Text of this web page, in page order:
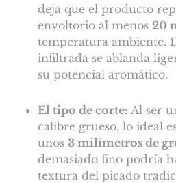
deja que el producto
envoltorio al menos 20
temperatura ambiente.
infiltrada se ablanda
su potencial aromático.
El tipo de corte: Al ser
calibre grueso, lo ideal
unos 3 milímetros de
demasiado fino podría
textura del picado